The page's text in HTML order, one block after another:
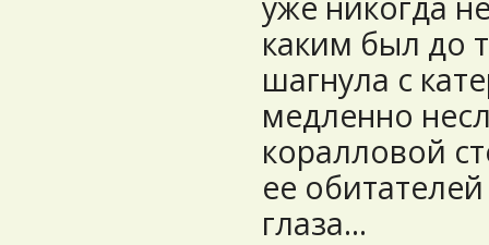
каким был до
шагнула с
медленно
коралловой
ее
глаза...